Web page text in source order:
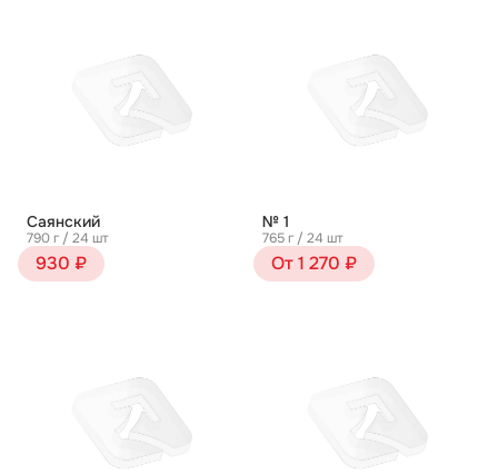
Саянский
790 г / 24 шт
930 ₽
№ 1
765 г / 24 шт
От 1 270 ₽